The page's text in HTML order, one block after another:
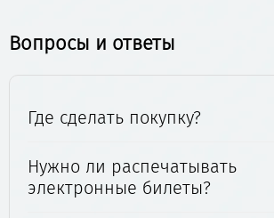
Вопросы и ответы
Где сделать покупку?
Нужно ли распечатывать
электронные билеты?